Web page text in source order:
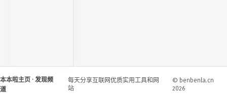
本本啦主页 · 发现频
道
每天分享互联网优质实用工具和网
站
© benbenla.cn
2026